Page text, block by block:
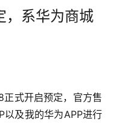
，系华为商城
式开启预定，官方售
以及我的华为APP进行